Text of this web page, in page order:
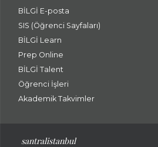
BİLGİ E-posta
SIS (Öğrenci Sayfaları)
BİLGİ Learn
Prep Online
BİLGİ Talent
Öğrenci İşleri
Akademik Takvimler
santralistanbul